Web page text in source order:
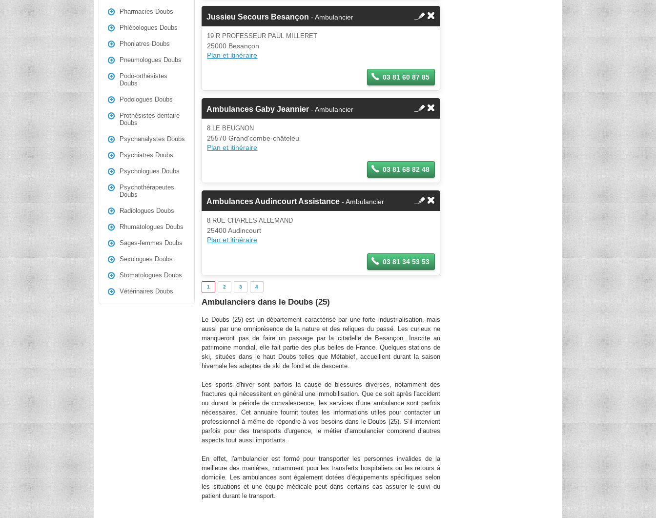
Pharmacies Doubs
Phlébologues Doubs
Phoniatres Doubs
Pneumologues Doubs
Podo-orthésistes
Doubs
Podologues Doubs
Prothésistes dentaire
Doubs
Psychanalystes Doubs
Psychiatres Doubs
Psychologues Doubs
Psychothérapeutes
Doubs
Radiologues Doubs
Rhumatologues Doubs
Sages-femmes Doubs
Sexologues Doubs
Stomatologues Doubs
Vétérinaires Doubs
Jussieu Secours Besançon - Ambulancier
19 R PROFESSEUR PAUL MILLERET
25000 Besançon
Plan et itinéraire
03 81 60 87 85
Ambulances Gaby Jeannier - Ambulancier
8 LE BEUGNON
25570 Grand'combe-châteleu
Plan et itinéraire
03 81 68 82 48
Ambulances Audincourt Assistance - Ambulancier
8 RUE CHARLES ALLEMAND
25400 Audincourt
Plan et itinéraire
03 81 34 53 53
1 2 3 4
Ambulanciers dans le Doubs (25)
Le Doubs (25) est un département caractérisé par une forte industrialisation, mais
aussi par une omniprésence de la nature et des reliques du passé. Les curieux ne
manqueront pas de faire un passage par la citadelle de Besançon. Inscrite au
patrimoine mondial, elle fait partie des plus belles de France. Quelques stations de
ski, situées dans le haut Doubs telles que Métabief, accueillent durant la saison
hivernale les adeptes de ski de fond et de descente.
Les sports d'hiver sont parfois la cause de blessures diverses, notamment des
fractures qui nécessitent en général une immobilisation. Que ce soit après l'accident
ou durant la période de convalescence, les services d'une ambulance sont parfois
nécessaires. Cet annuaire fournit toutes les informations utiles pour contacter un
professionnel à même de répondre à vos besoins dans le Doubs (25). S’il intervient
parfois pour des transports d'urgence, le métier d’ambulancier comprend d’autres
aspects tout aussi importants.
En effet, l'ambulancier est formé pour transporter les personnes invalides de la
meilleure des manières, notamment pour les transferts hospitaliers ou les retours à
domicile. Les ambulances sont également dotées d’équipements spécifiques selon
les situations et une équipe médicale peut dans certains cas assurer le suivi du
patient durant le transport.